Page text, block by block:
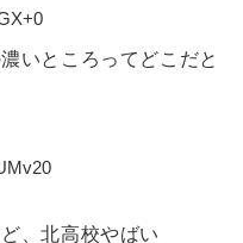
いところってどこだと
、北高校やばい